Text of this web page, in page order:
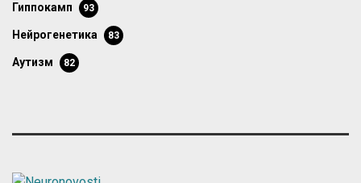
гиппокамп 93
нейрогенетика 83
аутизм 82